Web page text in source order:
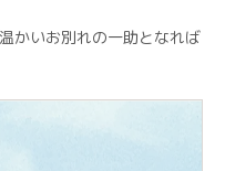
かいお別れの一助となれば